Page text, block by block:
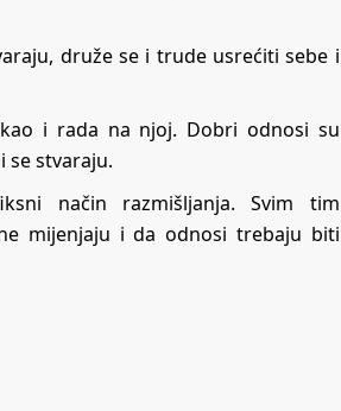
druže se i trude usrećiti sebe i
i rada na njoj. Dobri odnosi su
se stvaraju.
način razmišljanja. Svim tim
mijenjaju i da odnosi trebaju biti